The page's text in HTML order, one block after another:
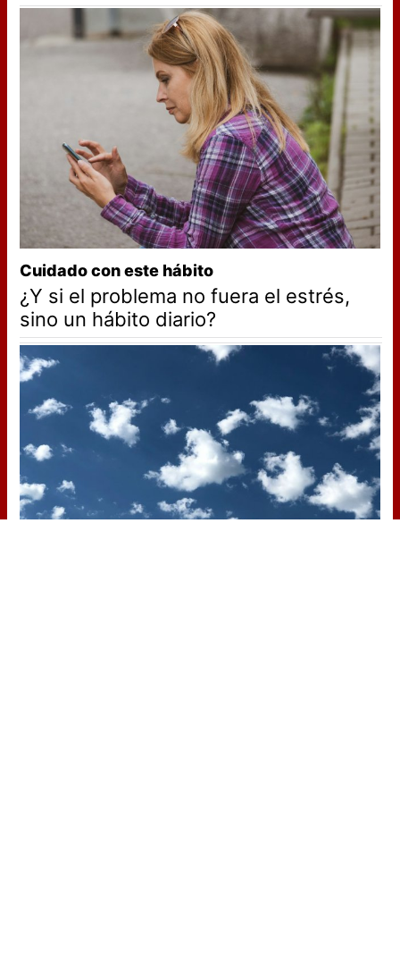
Cuidado con este hábito
¿Y si el problema no fuera el estrés,
sino un hábito diario?